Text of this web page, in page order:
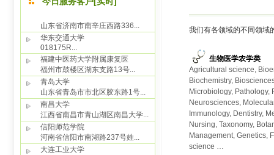
我们有各领域的不同领域
生物医学农学类
Agricultural science,
Biochemistry,
Microbiology, Pathology,
Neurosciences,
Immunology, Dentistry,
Nursing, Taxonomy,
Management, Genetics,
science …